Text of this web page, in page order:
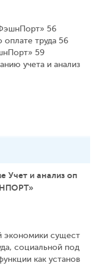
56
оплате труда 56
59
учета и анализ
Учет и анализ оп
экономики сущест
социальной под
как установ